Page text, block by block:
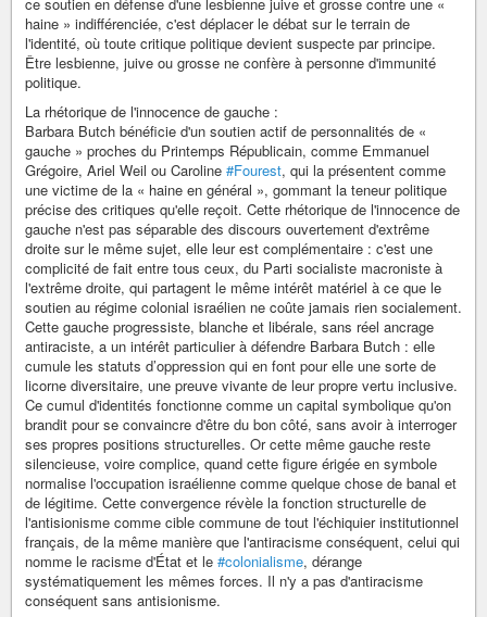
haine » indifférenciée, c'est déplacer le débat sur le terrain de
l'identité, où toute critique politique devient suspecte par principe.
Être lesbienne, juive ou grosse ne confère à personne d'immunité
politique.
La rhétorique de l'innocence de gauche :
Barbara Butch bénéficie d'un soutien actif de personnalités de «
gauche » proches du Printemps Républicain, comme Emmanuel
Grégoire, Ariel Weil ou Caroline #Fourest, qui la présentent comme
une victime de la « haine en général », gommant la teneur politique
précise des critiques qu'elle reçoit. Cette rhétorique de l'innocence de
gauche n'est pas séparable des discours ouvertement d'extrême
droite sur le même sujet, elle leur est complémentaire : c'est une
complicité de fait entre tous ceux, du Parti socialiste macroniste à
l'extrême droite, qui partagent le même intérêt matériel à ce que le
soutien au régime colonial israélien ne coûte jamais rien socialement.
Cette gauche progressiste, blanche et libérale, sans réel ancrage
antiraciste, a un intérêt particulier à défendre Barbara Butch : elle
cumule les statuts d’oppression qui en font pour elle une sorte de
licorne diversitaire, une preuve vivante de leur propre vertu inclusive.
Ce cumul d'identités fonctionne comme un capital symbolique qu'on
brandit pour se convaincre d'être du bon côté, sans avoir à interroger
ses propres positions structurelles. Or cette même gauche reste
silencieuse, voire complice, quand cette figure érigée en symbole
normalise l'occupation israélienne comme quelque chose de banal et
de légitime. Cette convergence révèle la fonction structurelle de
l'antisionisme comme cible commune de tout l'échiquier institutionnel
français, de la même manière que l'antiracisme conséquent, celui qui
nomme le racisme d'État et le #colonialisme, dérange
systématiquement les mêmes forces. Il n'y a pas d'antiracisme
conséquent sans antisionisme.